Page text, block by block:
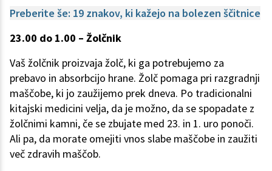
Preberite še: 19 znakov, ki kažejo na bolezen ščitnice
23.00 do 1.00 – Žolčnik
Vaš žolčnik proizvaja žolč, ki ga potrebujemo za
prebavo in absorbcijo hrane. Žolč pomaga pri razgradnji
maščobe, ki jo zaužijemo prek dneva. Po tradicionalni
kitajski medicini velja, da je možno, da se spopadate z
žolčnimi kamni, če se zbujate med 23. in 1. uro ponoči.
Ali pa, da morate omejiti vnos slabe maščobe in zaužiti
več zdravih maščob.